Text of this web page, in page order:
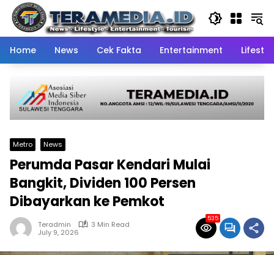
Skip
content
Home
News Cek Fakta Entertainment
Metro News
Perumda Pasar Kendari Mulai
Bangkit, Dividen 100 Persen
Dibayarkan ke Pemkot
Teradmin
3 Min Read
July 9, 2026
535